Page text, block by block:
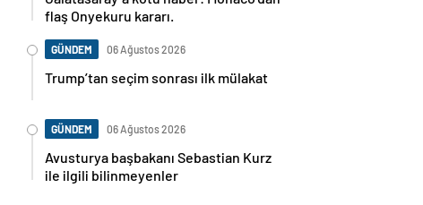
flaş Onyekuru kararı.
GÜNDEM 06 Ağustos 2026
Trump’tan seçim sonrası ilk mülakat
GÜNDEM 06 Ağustos 2026
Avusturya başbakanı Sebastian Kurz
ile ilgili bilinmeyenler